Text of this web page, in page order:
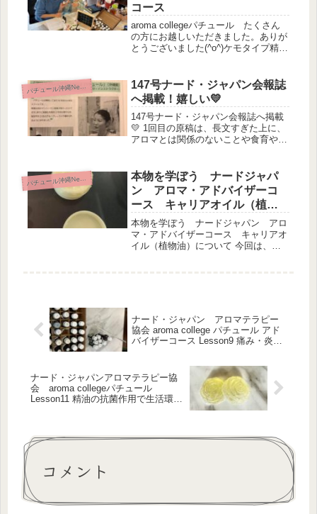
コース
aroma collegeパチュール たくさん
の方にお越しいただきました。ありが
とうございました(^o^)ケモタイプ精油
な使い方をすると、こんなに酸化して
発がん性物質に変わ...
パ
チュール沖縄News
147号ナード・ジャパン会報誌
へ掲載！嬉しい💛
147号ナード・ジャパン会報誌へ掲載
💛 1回目の原稿は、長文すぎた上に、
アロマとは関係のないことや食育や５
稿でOKもらえました（笑）⇓日本5感
育協会 アロマカレッジ Pat...
パ
チュール沖縄News
本物を学ぼう ナードジャパ
ン アロマ・アドバイザーコ
ース キャリアオイル（植物
油）について
本物を学ぼう ナードジャパン アロ
マ・アドバイザーコース キャリアオ
イル（植物油）について 今回は、キ
ナード・ジャパン アロマテラピー
協会 aroma college パチュール アド
バイザーコース Lesson9 痛み・炎症
ナード・ジャパンアロマテラピー協
会 aroma collegeパチュール
Lesson11 精油の抗菌作用で生活環境
コメント